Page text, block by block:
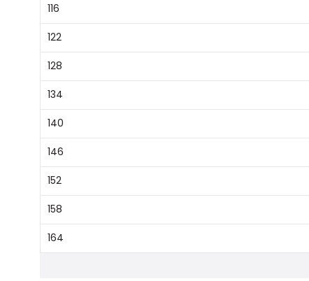
116
122
128
134
140
146
152
158
164